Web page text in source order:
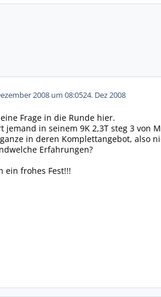
2008 um 08:0524. Dez 2008
Frage in die Runde hier.
jemand in seinem 9K 2,3T steg 3 von
in deren Komplettangebot, also
Erfahrungen?
ein frohes Fest!!!